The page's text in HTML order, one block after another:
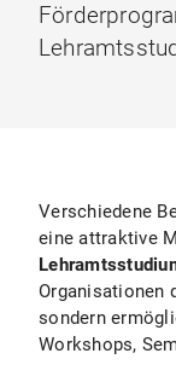
Verschiedene
eine attraktive
Organisationen
sondern
Workshops,